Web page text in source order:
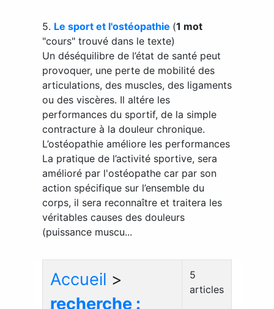
5. Le sport et l'ostéopathie (1 mot
"cours" trouvé dans le texte)
Un déséquilibre de l’état de santé peut
provoquer, une perte de mobilité des
articulations, des muscles, des ligaments
ou des viscères. Il altére les
performances du sportif, de la simple
contracture à la douleur chronique.
L’ostéopathie améliore les performances
La pratique de l’activité sportive, sera
amélioré par l'ostéopathe car par son
action spécifique sur l’ensemble du
corps, il sera reconnaître et traitera les
véritables causes des douleurs
(puissance muscu...
Accueil >
recherche :
5
articles